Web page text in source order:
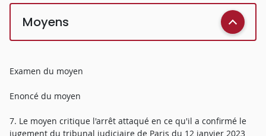
Moyens
Examen du moyen
Enoncé du moyen
7. Le moyen critique l'arrêt attaqué en ce qu'il a confirmé le
jugement du tribunal judiciaire de Paris du 12 janvier 2023